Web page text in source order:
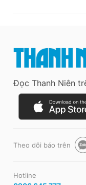
Đọc Thanh Niên
Theo dõi báo trên
Hotline